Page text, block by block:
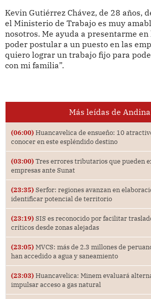
Kevin Gutiérrez Chávez, de 28 años,
el Ministerio de Trabajo es muy
nosotros. Me ayuda a presentarme
poder postular a un puesto en las
quiero lograr un trabajo fijo para
con mi familia”.
Más leídas de Andina
(06:00) Huancavelica de ensueño: 10
conocer en este espléndido destino
(03:00) Tres errores tributarios que pueden
empresas ante Sunat
(23:35) Serfor: regiones avanzan en
identificar potencial de territorio
(23:19) SIS es reconocido por facilitar
críticos desde zonas alejadas
(23:05) MVCS: más de 2.3 millones de
han accedido a agua y saneamiento
(23:03) Huancavelica: Minem evaluará
impulsar acceso a gas natural